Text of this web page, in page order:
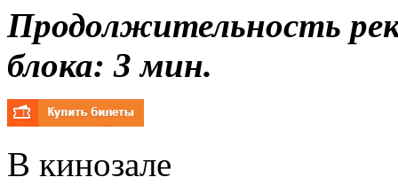
Продолжительность
блока: 3 мин.
В кинозале